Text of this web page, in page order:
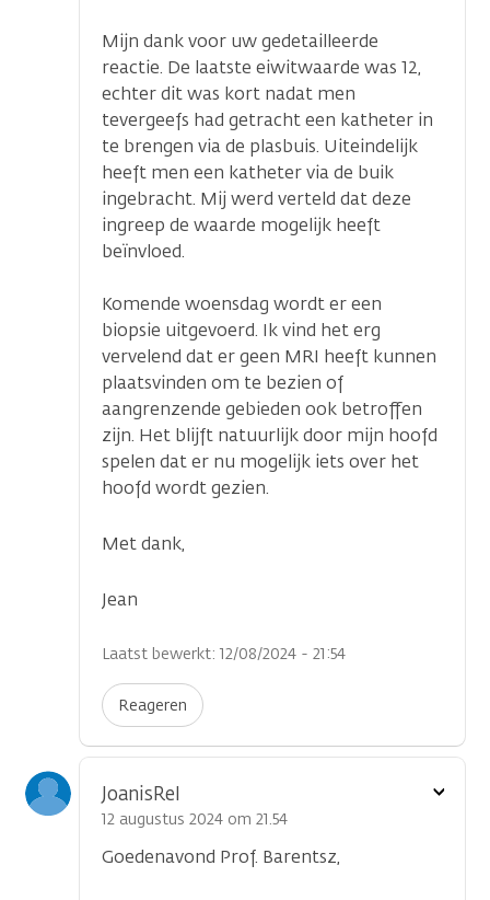
Mijn dank voor uw gedetailleerde
reactie. De laatste eiwitwaarde was 12,
echter dit was kort nadat men
tevergeefs had getracht een katheter in
te brengen via de plasbuis. Uiteindelijk
heeft men een katheter via de buik
ingebracht. Mij werd verteld dat deze
ingreep de waarde mogelijk heeft
beïnvloed.
Komende woensdag wordt er een
biopsie uitgevoerd. Ik vind het erg
vervelend dat er geen MRI heeft kunnen
plaatsvinden om te bezien of
aangrenzende gebieden ook betroffen
zijn. Het blijft natuurlijk door mijn hoofd
spelen dat er nu mogelijk iets over het
hoofd wordt gezien.
Met dank,
Jean
Laatst bewerkt: 12/08/2024 - 21:54
Reageren
JoanisRel
12 augustus 2024 om 21.54
Goedenavond Prof. Barentsz,
Toon